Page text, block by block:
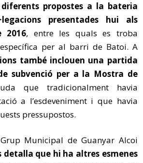
propostes a la bateria
presentades hui als
2016, entre les quals es troba
per al barri de Batoi. A
també inclouen una partida
subvenció per a la Mostra de
que tradicionalment havia
a l’esdeveniment i que havia
pressupostos.
Municipal de Guanyar Alcoi
detalla que hi ha altres esmenes